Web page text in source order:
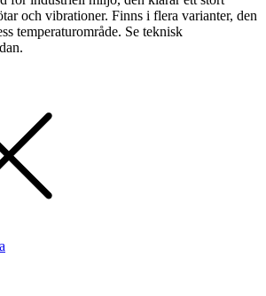
och vibrationer. Finns i flera varianter, den
temperaturområde. Se teknisk